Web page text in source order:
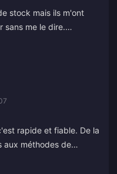
stock mais ils m'ont
sans me le dire.
rapide et fiable. De la
aux méthodes de